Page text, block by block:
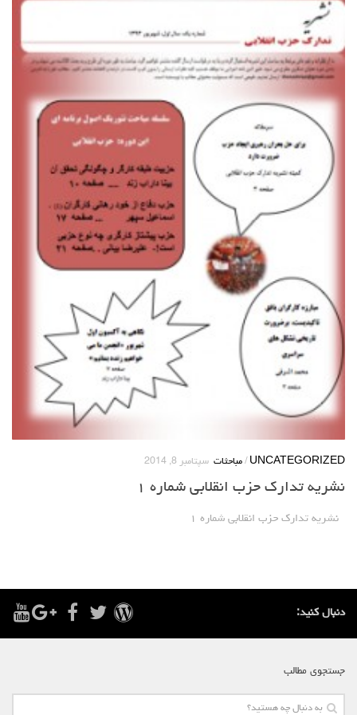
UNCATEGORIZED
/ مباحثات سپتامبر 8, 2014
نشریه تدارک حزب انقلابی شماره ۱
نشریه تدارک حزب انقلابی شماره ۱
دنبال کنید:
جستجوی مطالب